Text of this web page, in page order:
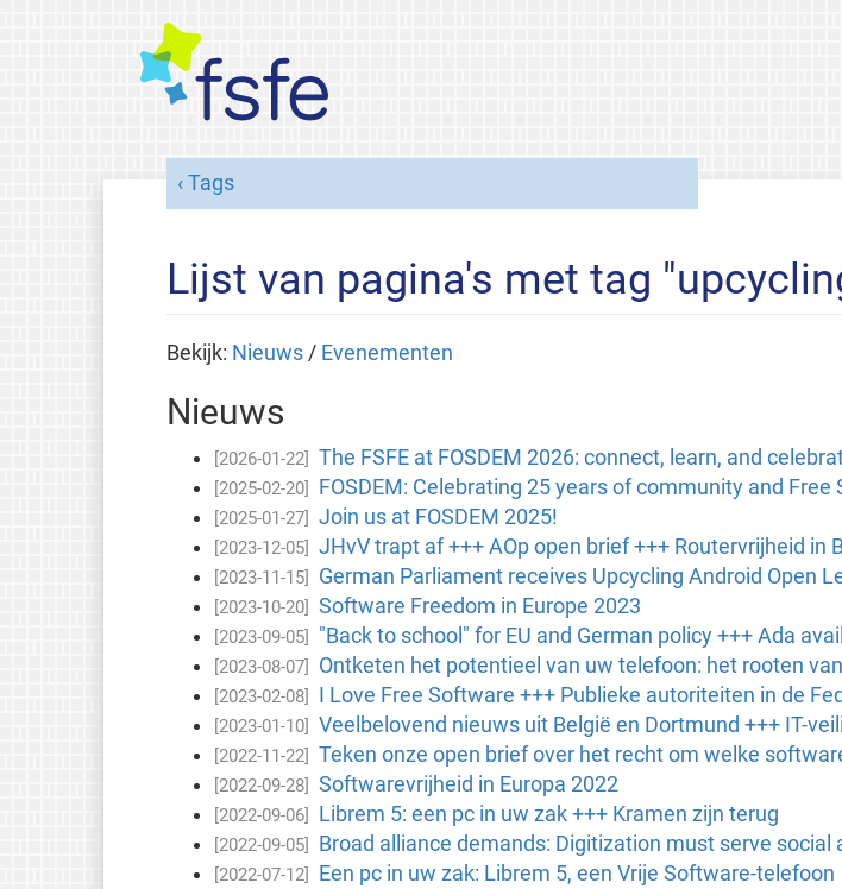
Tags
Lijst van pagina's met tag
Bekijk: Nieuws/ Evenementen
Nieuws
[2026-01-22] The FSFE at FOSDEM 2026: connect, learn, and
[2025-02-20] FOSDEM: Celebrating 25 years of community and Free
[2025-01-27] Join us at FOSDEM 2025!
[2023-12-05] JHvV trapt af +++ AOp open brief +++ Routervrijheid in
[2023-11-15] German Parliament receives Upcycling Android Open
[2023-10-20] Software Freedom in Europe 2023
[2023-09-05] "Back to school" for EU and German policy +++ Ada
[2023-08-07] Ontketen het potentieel van uw telefoon: het rooten
[2023-02-08] I Love Free Software +++ Publieke autoriteiten in de
[2023-01-10] Veelbelovend nieuws uit België en Dortmund +++ IT-
[2022-11-22] Teken onze open brief over het recht om welke
[2022-09-28] Softwarevrijheid in Europa 2022
[2022-09-06] Librem 5: een pc in uw zak +++ Kramen zijn terug
[2022-09-05] Broad alliance demands: Digitization must serve social
[2022-07-12] Een pc in uw zak: Librem 5, een Vrije Software-telefoon